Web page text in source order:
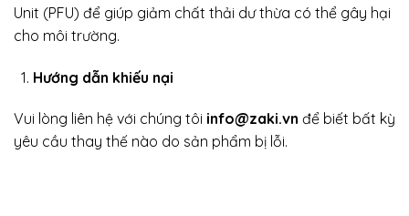
Unit (PFU) để giúp giảm chất thải dư thừa có thể gây hại
cho môi trường.
Hướng dẫn khiếu nại
Vui lòng liên hệ với chúng tôi info@zaki.vn để biết bất kỳ
yêu cầu thay thế nào do sản phẩm bị lỗi.